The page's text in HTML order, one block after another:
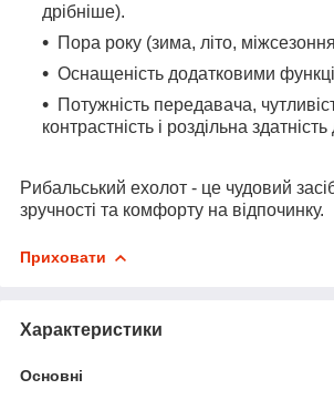
дрібніше).
Пора року (зима, літо,
Оснащеність додатковими
Потужність передавача,
контрастність і роздільна
Рибальський ехолот - це чудовий
зручності та комфорту на відпочинку.
Приховати
Характеристики
Основні